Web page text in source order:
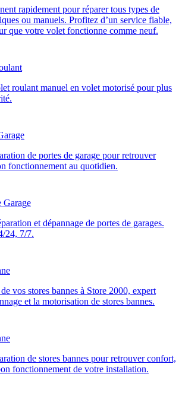
rapidement pour réparer tous types de
ou manuels. Profitez d’un service fiable,
que votre volet fonctionne comme neuf.
roulant manuel en volet motorisé pour plus
de portes de garage pour retrouver
fonctionnement au quotidien.
Garage
et dépannage de portes de garages.
24, 7/7.
vos stores bannes à Store 2000, expert
et la motorisation de stores bannes.
de stores bannes pour retrouver confort,
fonctionnement de votre installation.